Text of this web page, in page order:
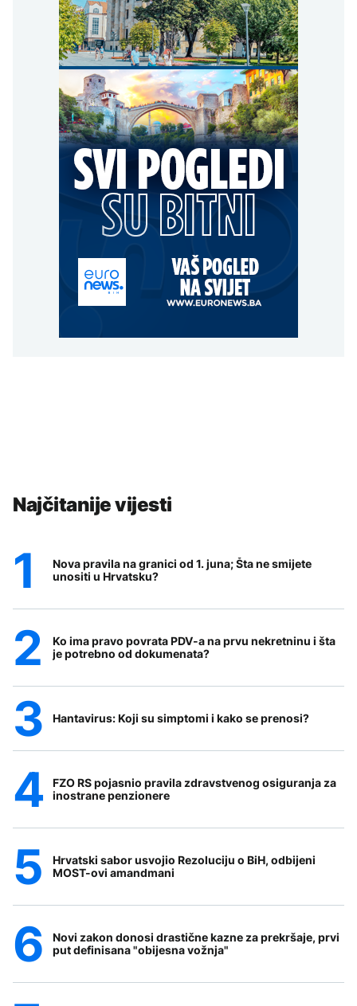
Najčitanije vijesti
Nova pravila na granici od 1. juna; Šta ne smijete
unositi u Hrvatsku?
Ko ima pravo povrata PDV-a na prvu nekretninu i šta
je potrebno od dokumenata?
Hantavirus: Koji su simptomi i kako se prenosi?
FZO RS pojasnio pravila zdravstvenog osiguranja za
inostrane penzionere
Hrvatski sabor usvojio Rezoluciju o BiH, odbijeni
MOST-ovi amandmani
Novi zakon donosi drastične kazne za prekršaje, prvi
put definisana "obijesna vožnja"